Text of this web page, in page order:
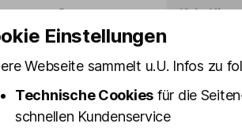
18:45 - 20:25
Kult-
Kult-
Einstellungen
Webseite sammelt u.U. Infos zu
Technische Cookies für die
schnellen Kundenservice